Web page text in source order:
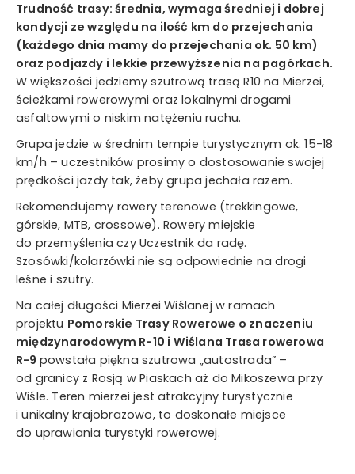
Trudność trasy: średnia, wymaga średniej i dobrej
kondycji ze względu na ilość km do przejechania
(każdego dnia mamy do przejechania ok. 50 km)
oraz podjazdy i lekkie przewyższenia na pagórkach.
W większości jedziemy szutrową trasą R10 na Mierzei,
ścieżkami rowerowymi oraz lokalnymi drogami
asfaltowymi o niskim natężeniu ruchu.
Grupa jedzie w średnim tempie turystycznym ok. 15-18
km/h – uczestników prosimy o dostosowanie swojej
prędkości jazdy tak, żeby grupa jechała razem.
Rekomendujemy rowery terenowe (trekkingowe,
górskie, MTB, crossowe). Rowery miejskie
do przemyślenia czy Uczestnik da radę.
Szosówki/kolarzówki nie są odpowiednie na drogi
leśne i szutry.
Na całej długości Mierzei Wiślanej w ramach
projektu Pomorskie Trasy Rowerowe o znaczeniu
międzynarodowym R-10 i Wiślana Trasa rowerowa
R-9 powstała piękna szutrowa „autostrada” –
od granicy z Rosją w Piaskach aż do Mikoszewa przy
Wiśle. Teren mierzei jest atrakcyjny turystycznie
i unikalny krajobrazowo, to doskonałe miejsce
do uprawiania turystyki rowerowej.